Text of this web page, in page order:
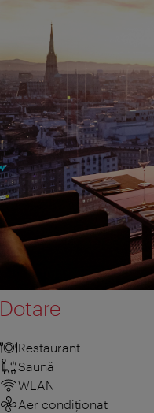
Dotare
Restaurant
Saună
WLAN
Aer condiționat